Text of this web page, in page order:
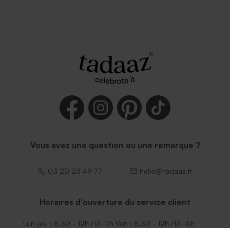
Vous avez une question ou une remarque ?
03 20 23 49 77 hello@tadaaz.fr
Horaires d'ouverture du service client
Lun-jeu : 8.30 - 12h /13-17h Ven : 8.30 - 12h /13-16h